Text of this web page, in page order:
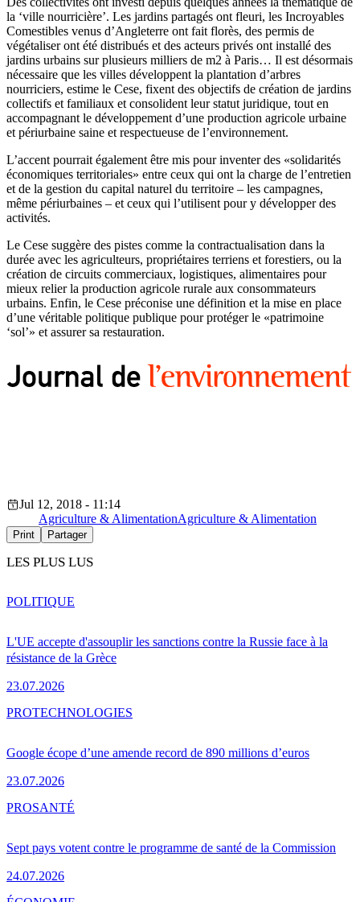
la ‘ville nourricière’. Les jardins partagés ont fleuri, les Incroyables
Comestibles venus d’Angleterre ont fait florès, des permis de
végétaliser ont été distribués et des acteurs privés ont installé des
jardins urbains sur plusieurs milliers de m2 à Paris… Il est désormais
nécessaire que les villes développent la plantation d’arbres
nourriciers, estime le Cese, fixent des objectifs de création de jardins
collectifs et familiaux et consolident leur statut juridique, tout en
accompagnant le développement d’une production agricole urbaine
et périurbaine saine et respectueuse de l’environnement.
L’accent pourrait également être mis pour inventer des «solidarités
économiques territoriales» entre ceux qui ont la charge de l’entretien
et de la gestion du capital naturel du territoire – les campagnes,
même périurbaines – et ceux qui l’utilisent pour y développer des
activités.
Le Cese suggère des pistes comme la contractualisation dans la
durée avec les agriculteurs, propriétaires terriens et forestiers, ou la
création de circuits commerciaux, logistiques, alimentaires pour
mieux relier la production agricole rurale aux consommateurs
urbains. Enfin, le Cese préconise une définition et la mise en place
d’une véritable politique publique pour protéger le «patrimoine
‘sol’» et assurer sa restauration.
Jul 12, 2018 - 11:14
Agriculture & AlimentationAgriculture & Alimentation
Print Partager
LES PLUS LUS
L'UE accepte d'assouplir les sanctions contre la Russie face à la
résistance de la Grèce
23.07.2026
POLITIQUE
Google écope d’une amende record de 890 millions d’euros
23.07.2026
PROTECHNOLOGIES
Sept pays votent contre le programme de santé de la Commission
24.07.2026
PROSANTÉ